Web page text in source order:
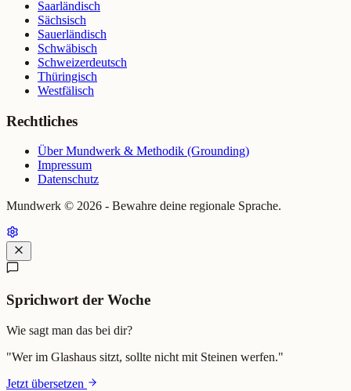
Saarländisch
Sächsisch
Sauerländisch
Schwäbisch
Schweizerdeutsch
Thüringisch
Westfälisch
Rechtliches
Über Mundwerk & Methodik (Grounding)
Impressum
Datenschutz
Mundwerk © 2026 - Bewahre deine regionale Sprache.
Sprichwort der Woche
Wie sagt man das bei dir?
"Wer im Glashaus sitzt, sollte nicht mit Steinen werfen."
Jetzt übersetzen